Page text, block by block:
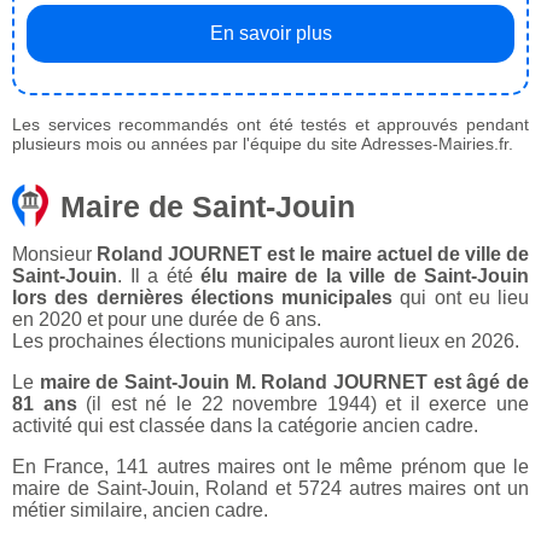
En savoir plus
Les services recommandés ont été testés et approuvés pendant
plusieurs mois ou années par l'équipe du site Adresses-Mairies.fr.
Maire de Saint-Jouin
Monsieur Roland JOURNET est le maire actuel de ville de
Saint-Jouin. Il a été élu maire de la ville de Saint-Jouin
lors des dernières élections municipales qui ont eu lieu
en 2020 et pour une durée de 6 ans.
Les prochaines élections municipales auront lieux en 2026.
Le maire de Saint-Jouin M. Roland JOURNET est âgé de
81 ans(il est né le 22 novembre 1944) et il exerce une
activité qui est classée dans la catégorie ancien cadre.
En France, 141 autres maires ont le même prénom que le
maire de Saint-Jouin, Roland et 5724 autres maires ont un
métier similaire, ancien cadre.